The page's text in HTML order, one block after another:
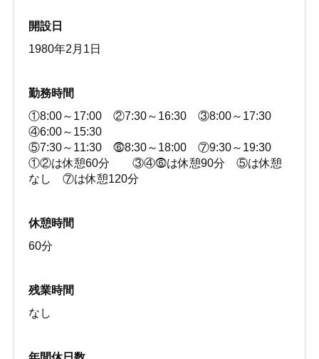
開設日
1980年2月1日
勤務時間
①8:00～17:00 ②7:30～16:30 ③8:00～17:30
④6:00～15:30
⑤7:30～11:30 ⓺8:30～18:00 ⑦9:30～19:30
①②は休憩60分 ③④⓺は休憩90分 ⑤は休憩
なし ⑦は休憩120分
休憩時間
60分
残業時間
なし